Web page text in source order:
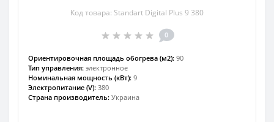
Код товара: Standart Digital Plus 9 380
0
Ориентировочная площадь обогрева (м2): 90
Тип управления: электронное
Номинальная мощность (кВт): 9
Электропитание (V): 380
Страна производитель: Украина